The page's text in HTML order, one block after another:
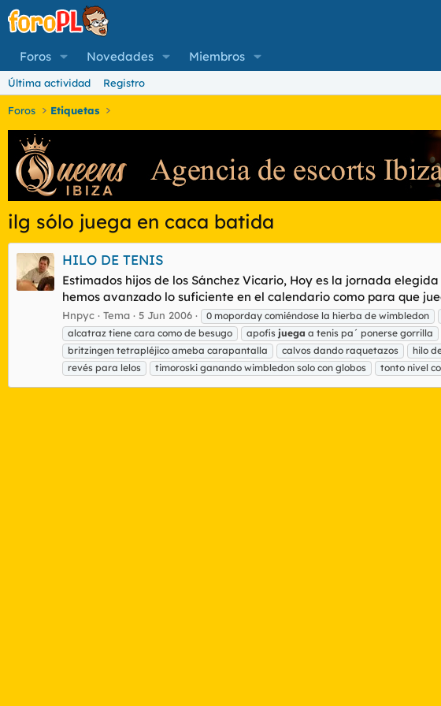
Foros Novedades Miembros
Última actividad Registro
Foros Etiquetas
ilg sólo juega en caca batida
HILO DE TENIS
Estimados hijos de los Sánchez Vicario, Hoy es la jornada
hemos avanzado lo suficiente en el calendario como para que
Hnpyc Tema 5 Jun 2006 0 moporday comiéndose la hierba de wimbledon
alcatraz tiene cara como de besugo
apofis juega a tenis pa´ ponerse gorrilla
britzingen tetrapléjico ameba carapantalla
calvos dando raquetazos hilo
revés para lelos
timoroski ganando wimbledon solo con globos tonto nivel